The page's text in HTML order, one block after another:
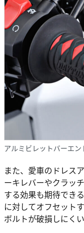
アルミビレットバーエン
また、愛車のドレス
ーキレバーやクラッ
する効果も期待でき
に対してオフセット
ボルトが破損しにく